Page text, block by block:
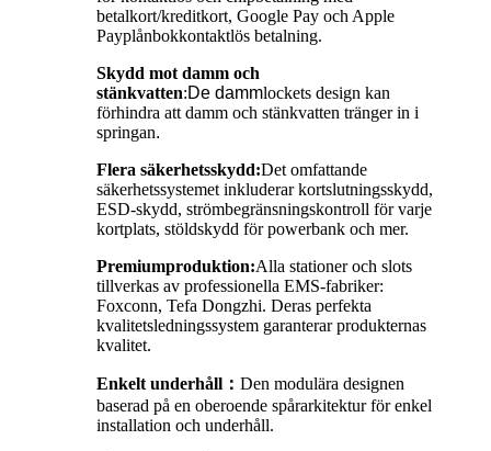
betalkort/kreditkort, Google Pay och Apple
Payplånbokkontaktlös betalning.
Skydd mot damm och
stänkvatten:De dammlockets design kan
förhindra att damm och stänkvatten tränger in i
springan.
Flera säkerhetsskydd:Det omfattande
säkerhetssystemet inkluderar kortslutningsskydd,
ESD-skydd, strömbegränsningskontroll för varje
kortplats, stöldskydd för powerbank och mer.
Premiumproduktion:Alla stationer och slots
tillverkas av professionella EMS-fabriker:
Foxconn, Tefa Dongzhi. Deras perfekta
kvalitetsledningssystem garanterar produkternas
kvalitet.
Enkelt underhåll ： Den modulära designen
baserad på en oberoende spårarkitektur för enkel
installation och underhåll.